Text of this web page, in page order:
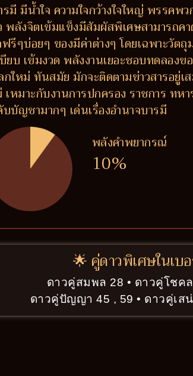
มี มีน้ำใจ ความใจกว้างใจใหญ่ พรรคพ
พลังจิตเข้มแข็งมีสัมผัสพิเศษสามารถค
รีๆบ่อยๆ ของมีค่าต่างๆ โดยเฉพาะวัต
ยบ เข้มงวด พลังงานเยอะชอบทดลอง
ใหม่ ทันสมัย มักจะติดตามข่าวสารอยู่เส
เหมาะกับงานการปกครอง ราชการ ท
บัญชามากๆ เด่นเรื่องอำนาจบารมี
พลังคำพยากรณ์
10%
🌟 คู่ดาวพิเศษในเบ
ดาวคู่สมพล 28 • ดาวคู่โชค
ดาวคู่ปัญญา 45 , 59 • ดาวคู่เส